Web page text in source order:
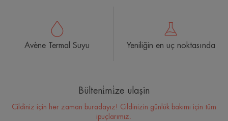
Avène Termal Suyu Yeniliğin en uç noktasında
Bülteni̇mi̇ze ulaşin
Cildiniz için her zaman buradayız! Cildinizin günlük bakımı için tüm
ipuçlarımız.